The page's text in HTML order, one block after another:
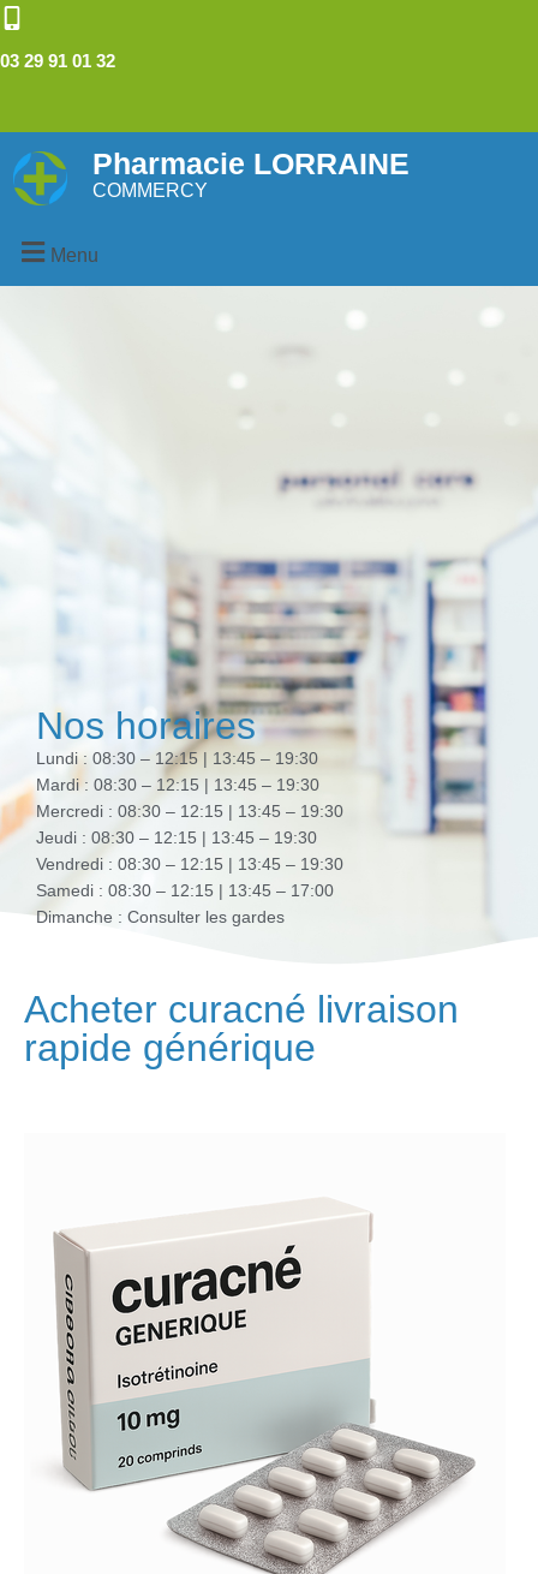
03 29 91 01 32
Pharmacie LORRAINE
COMMERCY
Menu
Nos horaires
Lundi : 08:30 – 12:15 | 13:45 – 19:30
Mardi : 08:30 – 12:15 | 13:45 – 19:30
Mercredi : 08:30 – 12:15 | 13:45 – 19:30
Jeudi : 08:30 – 12:15 | 13:45 – 19:30
Vendredi : 08:30 – 12:15 | 13:45 – 19:30
Samedi : 08:30 – 12:15 | 13:45 – 17:00
Dimanche : Consulter les gardes
Acheter curacné livraison
rapide générique